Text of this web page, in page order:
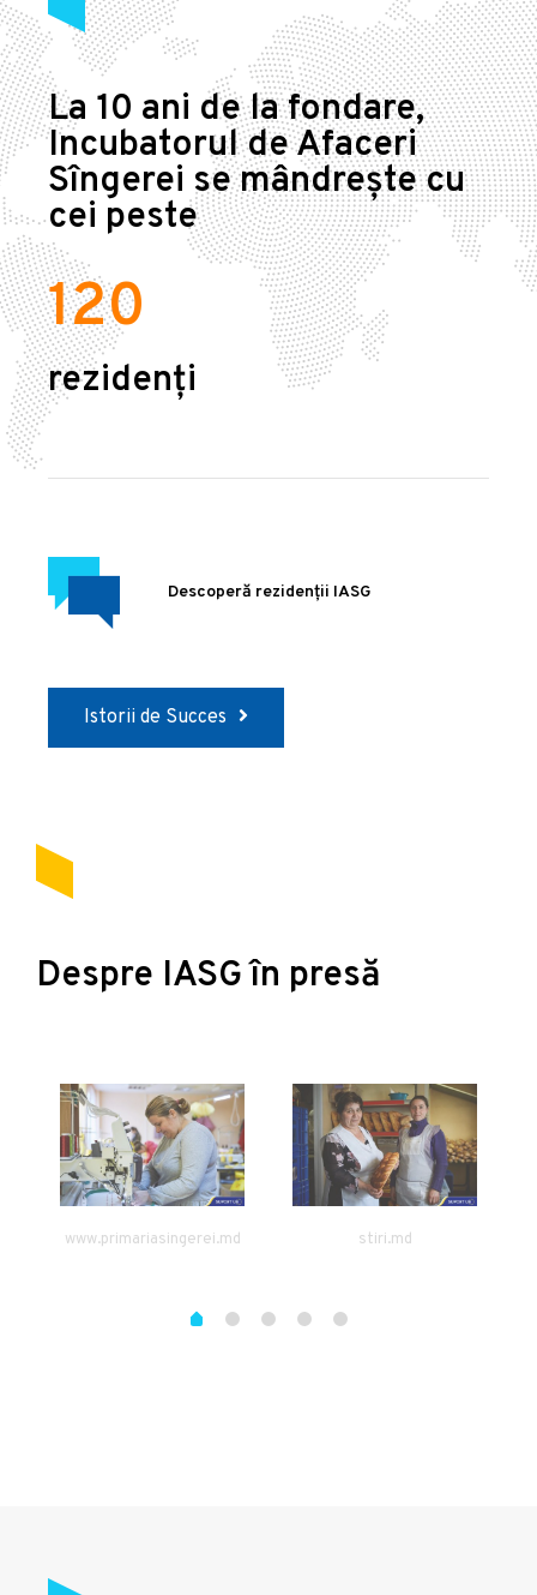
La 10 ani de la fondare,
Incubatorul de Afaceri
Sîngerei se mândrește cu
cei peste
120
rezidenți
Descoperă rezidenții IASG
Istorii de Succes
Despre IASG în presă
www.primariasingerei.md stiri.md